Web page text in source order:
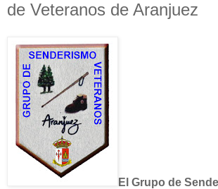
de Veteranos de Aranjuez
El Grupo de